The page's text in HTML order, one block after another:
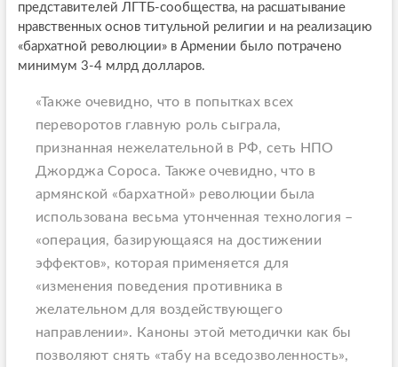
представителей ЛГТБ-сообщества, на расшатывание
нравственных основ титульной религии и на реализацию
«бархатной революции» в Армении было потрачено
минимум 3-4 млрд долларов.
«Также очевидно, что в попытках всех
переворотов главную роль сыграла,
признанная нежелательной в РФ, сеть НПО
Джорджа Сороса. Также очевидно, что в
армянской «бархатной» революции была
использована весьма утонченная технология –
«операция, базирующаяся на достижении
эффектов», которая применяется для
«изменения поведения противника в
желательном для воздействующего
направлении». Каноны этой методички как бы
позволяют снять «табу на вседозволенность»,